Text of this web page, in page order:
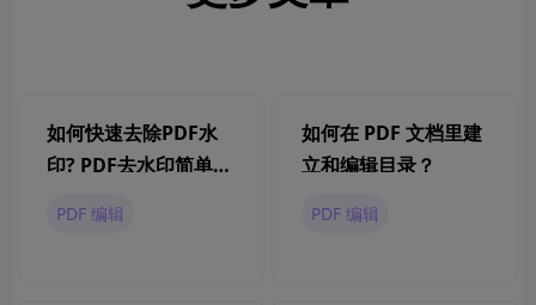
如何快速去除PDF水
印? PDF去水印简单方
PDF 编辑
如何在 PDF 文档里建
立和编辑目录？
PDF 编辑